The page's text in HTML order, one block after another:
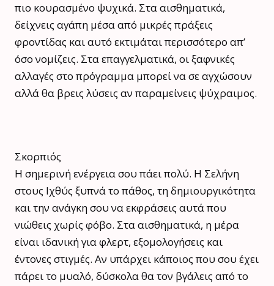
πιο κουρασμένο ψυχικά. Στα αισθηματικά,
δείχνεις αγάπη μέσα από μικρές πράξεις
φροντίδας και αυτό εκτιμάται περισσότερο απ’
όσο νομίζεις. Στα επαγγελματικά, οι ξαφνικές
αλλαγές στο πρόγραμμα μπορεί να σε αγχώσουν
αλλά θα βρεις λύσεις αν παραμείνεις ψύχραιμος.
Σκορπιός
Η σημερινή ενέργεια σου πάει πολύ. Η Σελήνη
στους Ιχθύς ξυπνά το πάθος, τη δημιουργικότητα
και την ανάγκη σου να εκφράσεις αυτά που
νιώθεις χωρίς φόβο. Στα αισθηματικά, η μέρα
είναι ιδανική για φλερτ, εξομολογήσεις και
έντονες στιγμές. Αν υπάρχει κάποιος που σου έχει
πάρει το μυαλό, δύσκολα θα τον βγάλεις από το